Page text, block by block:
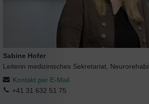
Sabine Hofer
Leiterin medizinisches Sekretariat,
Kontakt per E-Mail
+41 31 632 51 75